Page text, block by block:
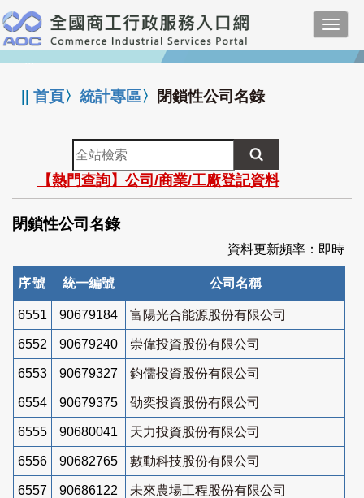
跳
到
主
要
:::
||首頁〉統計專區〉 閉鎖性公司名錄
全
站
檢
索
【熱門查詢】公司/商業/工廠登記資料
閉鎖性公司名錄
資料更新頻率：即時
序號 統一編號 公司名稱
6551 90679184 富陽光合能源股份有限公司
6552 90679240 崇偉投資股份有限公司
6553 90679327 鈞儒投資股份有限公司
6554 90679375 劭奕投資股份有限公司
6555 90680041 天力投資股份有限公司
6556 90682765 數動科技股份有限公司
6557 90686122 未來農場工程股份有限公司